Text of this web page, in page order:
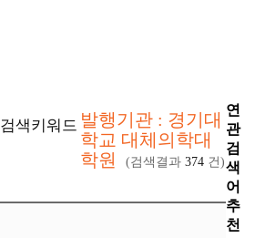
검색키워드 발행기관 : 경기대
학교 대체의학대
학원
(검색결과 374 건)
연
관
검
색
어
추
천